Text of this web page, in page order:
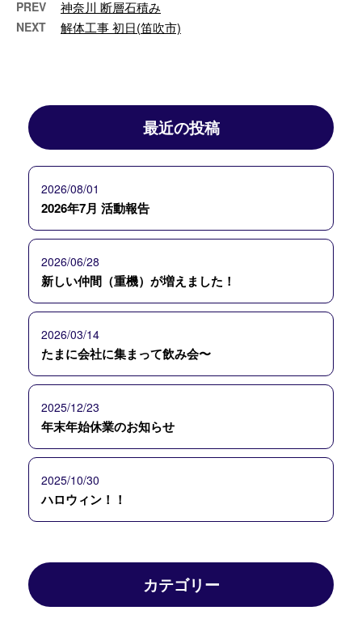
PREV 神奈川 断層石積み
NEXT 解体工事 初日(笛吹市)
最近の投稿
2026/08/01
2026年7月 活動報告
2026/06/28
新しい仲間（重機）が増えました！
2026/03/14
たまに会社に集まって飲み会〜
2025/12/23
年末年始休業のお知らせ
2025/10/30
ハロウィン！！
カテゴリー